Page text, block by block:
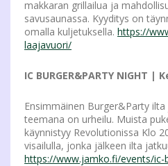
makkaran grillailua ja
savusaunassa. Kyyditys on
omalla kuljetuksella. https://
laajavuori/
IC BURGER&PARTY NIGHT |
Ensimmäinen Burger&Party
teemana on urheilu. Muista
käynnistyy Revolutionissa Klo
visailulla, jonka jälkeen ilta
https://www.jamko.fi/events/ic-